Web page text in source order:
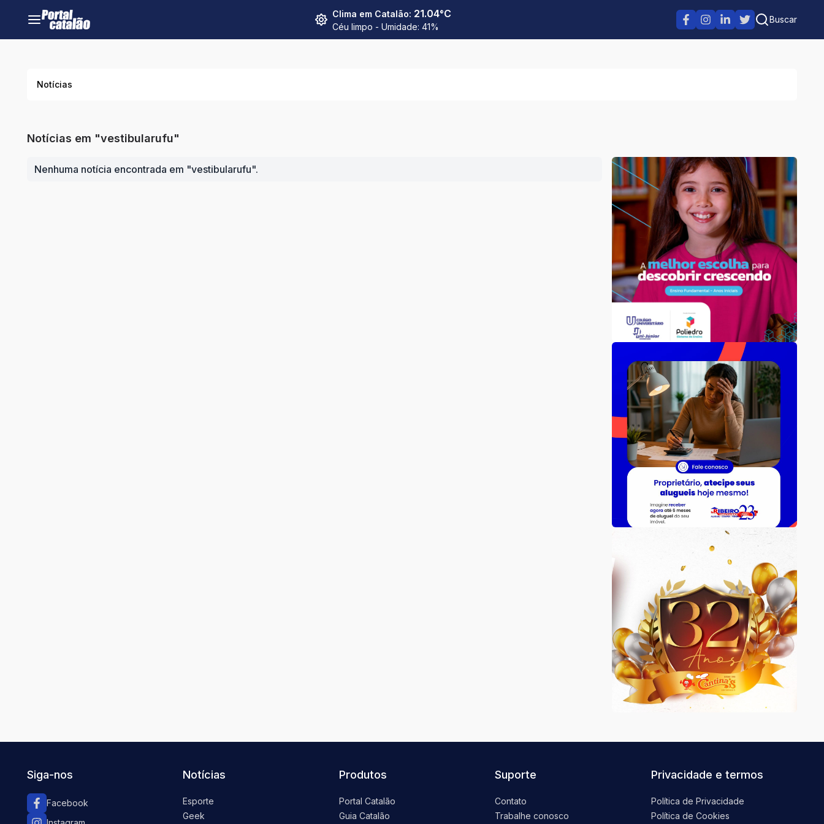
Clima em Catalão: 21.04°C
Céu limpo - Umidade: 41%
Buscar
Notícias
Notícias em "vestibularufu"
Nenhuma notícia encontrada em "vestibularufu".
Siga-nos
Facebook
Notícias
Esporte
Geek
Produtos
Portal Catalão
Guia Catalão
Suporte
Contato
Trabalhe conosco
Privacidade e termos
Política de Privacidade
Política de Cookies